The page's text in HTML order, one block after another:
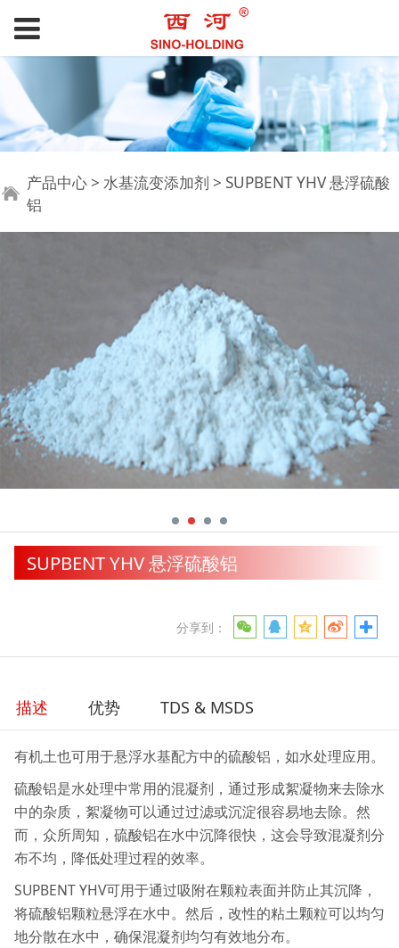
SUPBENT YHV 悬浮硫
酸铝
产品中心 > 水基流变添加剂 > SUPBENT YHV 悬浮硫酸
铝
SUPBENT YHV 悬浮硫酸铝
分享到：
描述 优势 TDS & MSDS
有机土也可用于悬浮水基配方中的硫酸铝，如水处理应用。
硫酸铝是水处理中常用的混凝剂，通过形成絮凝物来去除水
中的杂质，絮凝物可以通过过滤或沉淀很容易地去除。然
而，众所周知，硫酸铝在水中沉降很快，这会导致混凝剂分
布不均，降低处理过程的效率。
SUPBENT YHV可用于通过吸附在颗粒表面并防止其沉降，
将硫酸铝颗粒悬浮在水中。然后，改性的粘土颗粒可以均匀
地分散在水中，确保混凝剂均匀有效地分布。